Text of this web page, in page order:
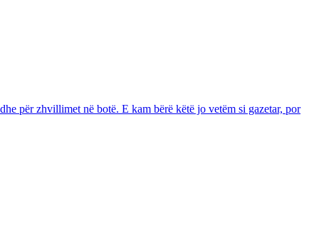
për zhvillimet në botë. E kam bërë këtë jo vetëm si gazetar, por